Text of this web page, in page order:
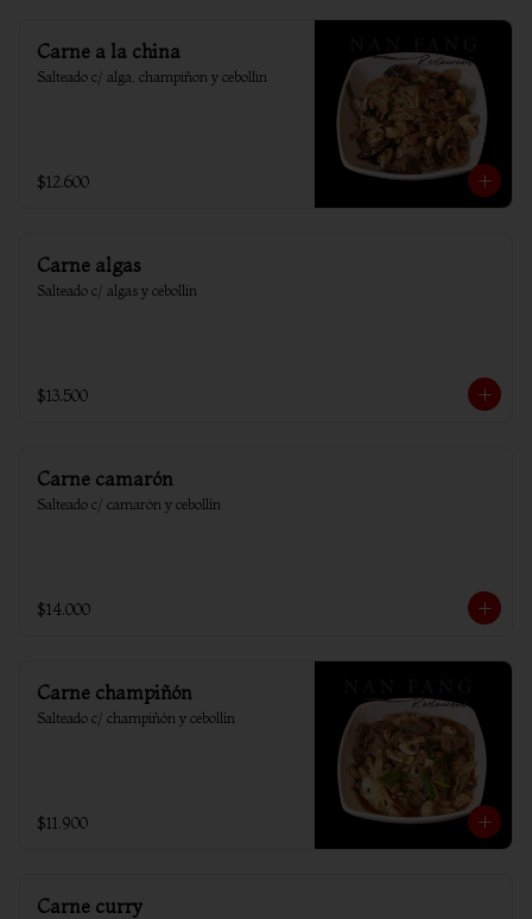
Carne a la china
Salteado c/ alga, champiñon y cebollin
$12.600
Carne algas
Salteado c/ algas y cebollin
$13.500
Carne camarón
Salteado c/ camarón y cebollín
$14.000
Carne champiñón
Salteado c/ champiñón y cebollín
$11.900
Carne curry